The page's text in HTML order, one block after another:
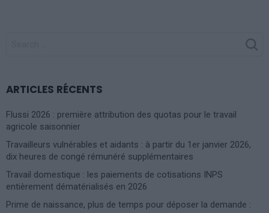
ARTICLES RÉCENTS
Flussi 2026 : première attribution des quotas pour le travail
agricole saisonnier
Travailleurs vulnérables et aidants : à partir du 1er janvier 2026,
dix heures de congé rémunéré supplémentaires
Travail domestique : les paiements de cotisations INPS
entièrement dématérialisés en 2026
Prime de naissance, plus de temps pour déposer la demande :